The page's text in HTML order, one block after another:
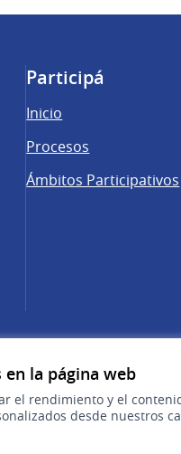
la página web
el rendimiento y el
desde nuestros
pestaña nueva)
Participá
Inicio
Procesos
Ámbitos Participativos